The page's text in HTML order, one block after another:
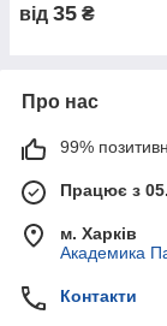
від 35 ₴
Про нас
99%
Працює з
м. Харків
Академика
Контакти